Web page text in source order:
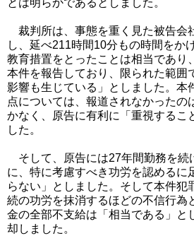
とは明らかであるとしました。
裁判所は、事態を重く見た被告会
し、延べ211時間10分もの時間をか
教育措置をとったことは相当であり
本件を報告しており、限られた範囲
影響も生じている」としました。本
点については、報道されなかったの
かなく、原告に有利に「重視するこ
した。
そして、原告には27年間勤務を続
に、特に考慮すべき功労を認めるに
らない」としました。そして本件犯
続の功労を抹消するほどの不信行為
金の全部不支給は「相当である」と
却しました。